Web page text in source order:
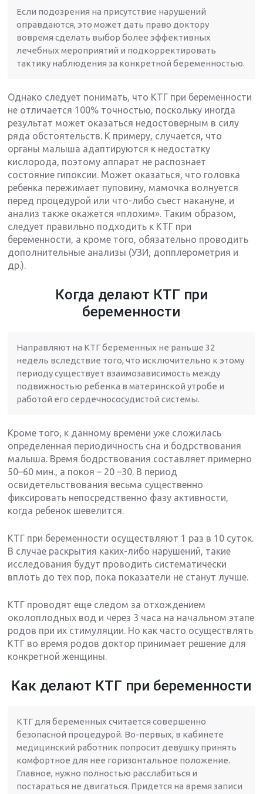
Если подозрения на присутствие нарушений
оправдаются, это может дать право доктору
вовремя сделать выбор более эффективных
лечебных мероприятий и подкорректировать
тактику наблюдения за конкретной беременностью.
Однако следует понимать, что КТГ при беременности
не отличается 100% точностью, поскольку иногда
результат может оказаться недостоверным в силу
ряда обстоятельств. К примеру, случается, что
органы малыша адаптируются к недостатку
кислорода, поэтому аппарат не распознает
состояние гипоксии. Может оказаться, что головка
ребенка пережимает пуповину, мамочка волнуется
перед процедурой или что-либо съест накануне, и
анализ также окажется «плохим». Таким образом,
следует правильно подходить к КТГ при
беременности, а кроме того, обязательно проводить
дополнительные анализы (УЗИ, допплерометрия и
др.).
Когда делают КТГ при
беременности
Направляют на КТГ беременных не раньше 32
недель вследствие того, что исключительно к этому
периоду существует взаимозависимость между
подвижностью ребенка в материнской утробе и
работой его сердечнососудистой системы.
Кроме того, к данному времени уже сложилась
определенная периодичность сна и бодрствования
малыша. Время бодрствования составляет примерно
50–60 мин., а покоя – 20 –30. В период
освидетельствования весьма существенно
фиксировать непосредственно фазу активности,
когда ребенок шевелится.
КТГ при беременности осуществляют 1 раз в 10 суток.
В случае раскрытия каких-либо нарушений, такие
исследования будут проводить систематически
вплоть до тех пор, пока показатели не станут лучше.
КТГ проводят еще следом за отхождением
околоплодных вод и через 3 часа на начальном этапе
родов при их стимуляции. Но как часто осуществлять
КТГ во время родов доктор принимает решение для
конкретной женщины.
Как делают КТГ при беременности
КТГ для беременных считается совершенно
безопасной процедурой. Во-первых, в кабинете
медицинский работник попросит девушку принять
комфортное для нее горизонтальное положение.
Главное, нужно полностью расслабиться и
постараться не двигаться. Придется на время записи